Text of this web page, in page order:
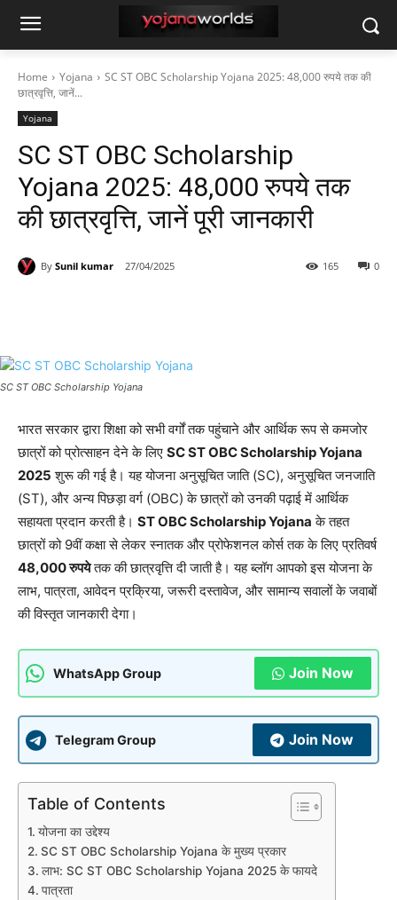
Home Yojana
SC ST OBC Scholarship Yojana 2025: 48,000 रुपये तक की
छात्रवृत्ति, जानें...
Yojana
SC ST OBC Scholarship
Yojana 2025: 48,000 रुपये तक
की छात्रवृत्ति, जानें पूरी जानकारी
By Sunil kumar 27/04/2025 0
165
SC ST OBC Scholarship Yojana
भारत सरकार द्वारा शिक्षा को सभी वर्गों तक पहुंचाने और आर्थिक रूप से कमजोर
छात्रों को प्रोत्साहन देने के लिए SC ST OBC Scholarship Yojana
2025 शुरू की गई है। यह योजना अनुसूचित जाति (SC), अनुसूचित जनजाति
(ST), और अन्य पिछड़ा वर्ग (OBC) के छात्रों को उनकी पढ़ाई में आर्थिक
सहायता प्रदान करती है। ST OBC Scholarship Yojana के तहत
छात्रों को 9वीं कक्षा से लेकर स्नातक और प्रोफेशनल कोर्स तक के लिए प्रतिवर्ष
48,000 रुपयेतक की छात्रवृत्ति दी जाती है। यह ब्लॉग आपको इस योजना के
लाभ, पात्रता, आवेदन प्रक्रिया, जरूरी दस्तावेज, और सामान्य सवालों के जवाबों
की विस्तृत जानकारी देगा।
WhatsApp Group Join Now
Telegram Group Join Now
Table of Contents
योजना का उद्देश्य
SC ST OBC Scholarship Yojana के मुख्य प्रकार
लाभ: SC ST OBC Scholarship Yojana 2025 के फायदे
पात्रता